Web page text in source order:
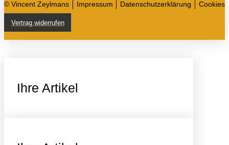
© Vincent Zeylmans Impressum Datenschutzerklärung Cookies
Vertrag widerrufen
Ihre Artikel